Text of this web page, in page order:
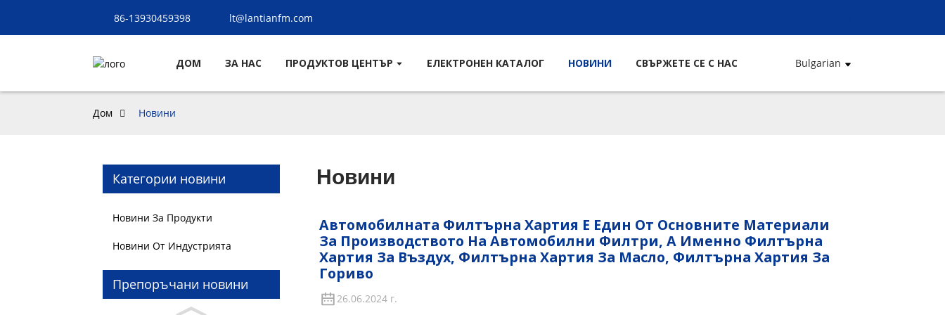
86-13930459398 lt@lantianfm.com
ДОМ ЗА НАС ПРОДУКТОВ ЦЕНТЪР ЕЛЕКТРОНЕН КАТАЛОГ НОВИНИ СВЪРЖЕТЕ СЕ С НАС Bulgarian
Дом Новини
Категории новини
Новини За Продукти
Новини От Индустрията
Препоръчани новини
Новини
Автомобилната Филтърна Хартия Е Един От Основните Материали
За Производството На Автомобилни Филтри, А Именно Филтърна
Хартия За Въздух, Филтърна Хартия За Масло, Филтърна Хартия За
Гориво
26.06.2024 г.